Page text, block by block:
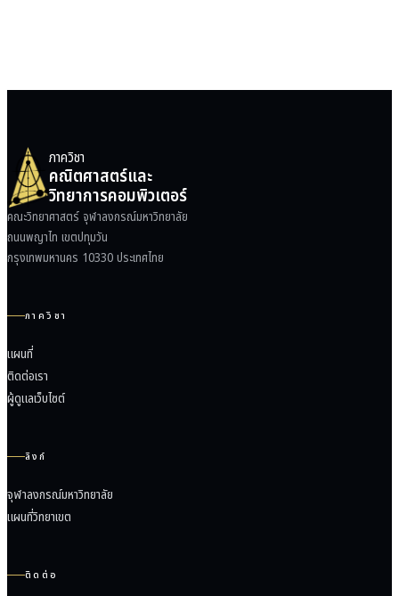
ภาควิชา
คณิตศาสตร์และ
วิทยาการคอมพิวเตอร์
คณะวิทยาศาสตร์ จุฬาลงกรณ์มหาวิทยาลัย
ถนนพญาไท เขตปทุมวัน
กรุงเทพมหานคร 10330 ประเทศไทย
ภาควิชา
แผนที่
ติดต่อเรา
ผู้ดูแลเว็บไซต์
ลิงก์
จุฬาลงกรณ์มหาวิทยาลัย
แผนที่วิทยาเขต
ติดต่อ